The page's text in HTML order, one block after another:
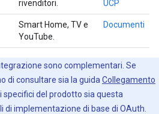
rivenditori.
UCP
Smart Home, TV e
YouTube.
Documenti
sono complementari. Se
di consultare sia la guida Collegamento
specifici del prodotto sia questa
implementazione di base di OAuth.